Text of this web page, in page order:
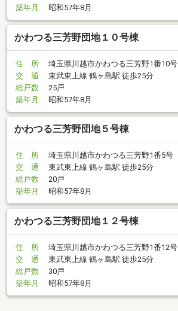
築年月
昭和57年8月
かわつる三芳野団地１０号棟
住 所
埼玉県川越市かわつる三芳野1番10号
交 通
東武東上線 鶴ヶ島駅 徒歩25分
総戸数
25戸
築年月
昭和57年8月
かわつる三芳野団地５号棟
住 所
埼玉県川越市かわつる三芳野1番5号
交 通
東武東上線 鶴ヶ島駅 徒歩25分
総戸数
20戸
築年月
昭和57年8月
かわつる三芳野団地１２号棟
住 所
埼玉県川越市かわつる三芳野1番12号
交 通
東武東上線 鶴ヶ島駅 徒歩25分
総戸数
30戸
築年月
昭和57年8月